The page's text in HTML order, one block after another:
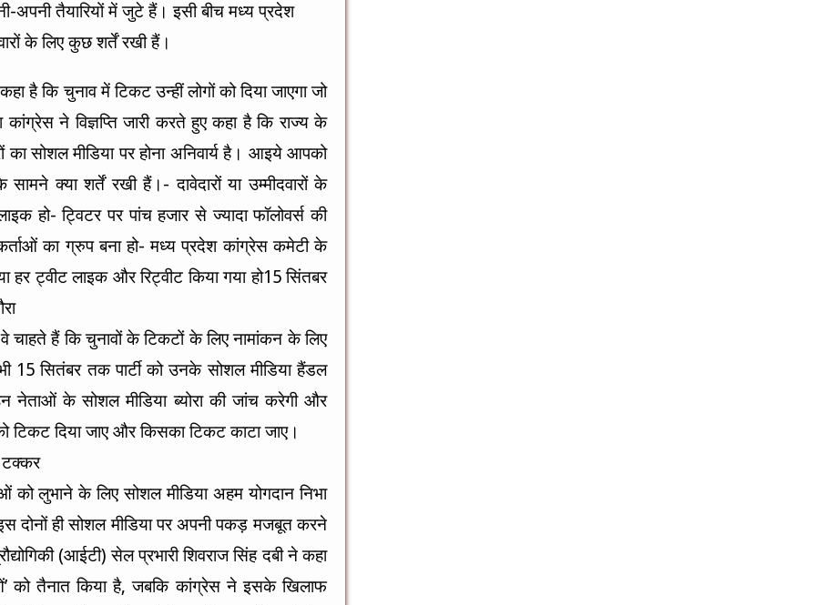
अपनी तैयारियों में जुटे हैं। इसी बीच मध्य प्रदेश
के लिए कुछ शर्तें रखी हैं।
है कि चुनाव में टिकट उन्हीं लोगों को दिया जाएगा जो
ने विज्ञप्ति जारी करते हुए कहा है कि राज्य के
का सोशल मीडिया पर होना अनिवार्य है। आइये आपको
क्या शर्तें रखी हैं।- दावेदारों या उम्मीदवारों के
ट्विटर पर पांच हजार से ज्यादा फॉलोवर्स की
का ग्रुप बना हो- मध्य प्रदेश कांग्रेस कमेटी के
ट्वीट लाइक और रिट्वीट किया गया हो15 सिंतबर
चाहते हैं कि चुनावों के टिकटों के लिए नामांकन के लिए
15 सितंबर तक पार्टी को उनके सोशल मीडिया हैंडल
नेताओं के सोशल मीडिया ब्योरा की जांच करेगी और
दिया जाए और किसका टिकट काटा जाए।
टक्कर
को लुभाने के लिए सोशल मीडिया अहम योगदान निभा
दोनों ही सोशल मीडिया पर अपनी पकड़ मजबूत करने
(आईटी) सेल प्रभारी शिवराज सिंह दबी ने कहा
को तैनात किया है, जबकि कांग्रेस ने इसके खिलाफ